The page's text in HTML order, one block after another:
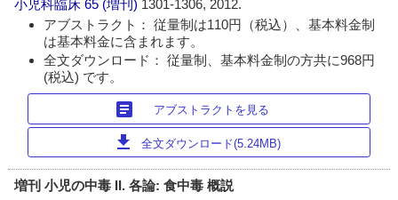
小児科臨床 65 (増刊) 1301-1306, 2012.
アブストラクト： 従量制は110円（税込）、基本料金制
は基本料金に含まれます。
全文ダウンロード： 従量制、基本料金制の方共に968円
(税込) です。
article アブストラクトを見る
download 全文ダウンロード(5.24MB)
増刊 小児の中毒 II. 各論: 食中毒 概説